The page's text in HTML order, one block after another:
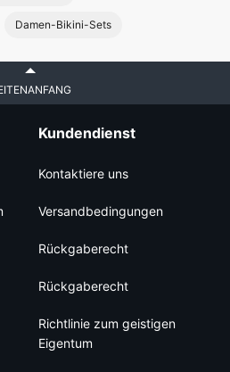
Damen-Bikini-Sets
Kundendienst
Kontaktiere uns
Versandbedingungen
Rückgaberecht
Rückgaberecht
Richtlinie zum geistigen
Eigentum